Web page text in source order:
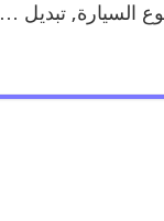
السيارة, تبديل …